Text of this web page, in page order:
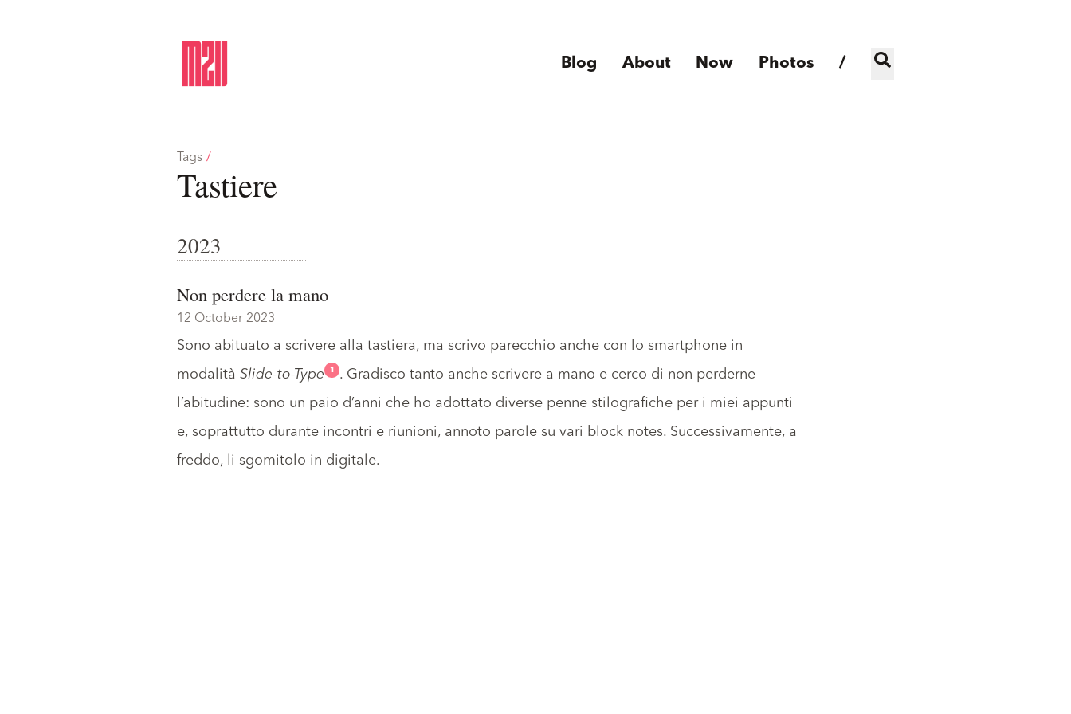
Blog About Now Photos /
Tags /
Tastiere
2023
Non perdere la mano
12 October 2023
Sono abituato a scrivere alla tastiera, ma scrivo parecchio anche con lo smartphone in
modalità Slide-to-Type 1
. Gradisco tanto anche scrivere a mano e cerco di non perderne
l’abitudine: sono un paio d’anni che ho adottato diverse penne stilografiche per i miei appunti
e, soprattutto durante incontri e riunioni, annoto parole su vari block notes. Successivamente, a
freddo, li sgomitolo in digitale.